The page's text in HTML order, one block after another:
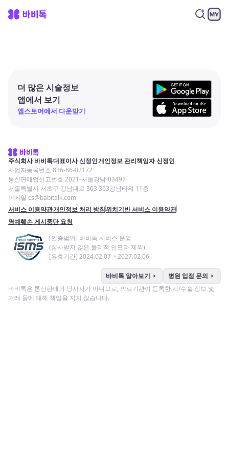
더 많은 시술정보
앱에서 보기
앱스토어에서 다운받기
주식회사 바비톡대표이사 신정인개인정보 관리책임자 신정인
사업자등록번호 836-86-02172
통신판매업신고번호 2021-서울강남-03497
서울특별시 서초구 강남대로 363 363강남타워 11층
이메일 cs@babitalk.com
서비스 이용약관개인정보 처리 방침위치기반 서비스 이용약관
명예훼손 게시중단 요청
[인증범위] 바비톡 서비스 운영
(심사받지 않은 물리적 인프라 제외)
[유효기간] 2024.02.07 ~ 2027.02.06
바비톡 알아보기 arrow_right 병원 입점 문의 arrow_right
바비톡은 통신판매의 당사자가 아니므로, 의료기관이 등록한 시/수술 정보 및
거래 등에 대해 책임을 지지 않습니다.